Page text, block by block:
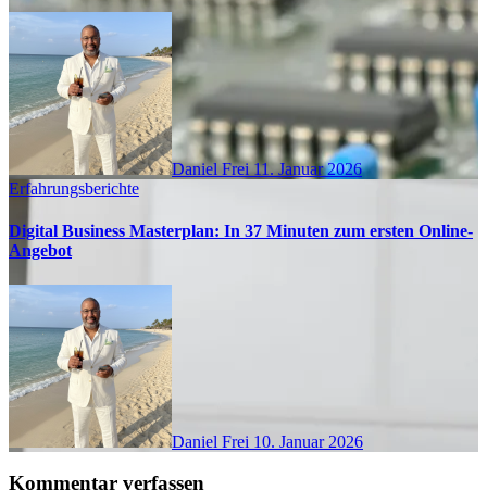
Daniel Frei11. Januar 2026
Erfahrungsberichte
Digital Business Masterplan: In 37 Minuten zum ersten Online-
Angebot
Daniel Frei 10. Januar 2026
Kommentar verfassen